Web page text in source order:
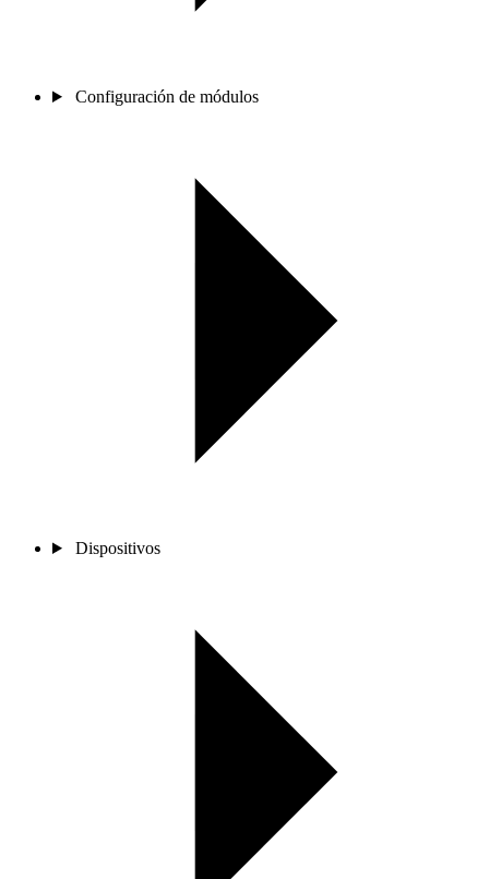
Configuración de módulos
Dispositivos